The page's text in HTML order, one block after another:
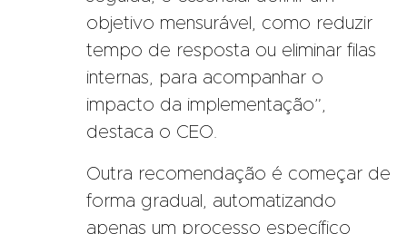
objetivo mensurável, como reduzir
tempo de resposta ou eliminar filas
internas, para acompanhar o
impacto da implementação”,
destaca o CEO.
Outra recomendação é começar de
forma gradual, automatizando
apenas um processo específico